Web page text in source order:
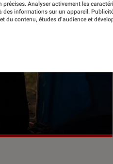
Analyser activement les
des informations sur un appareil.
du contenu, études d’audience et